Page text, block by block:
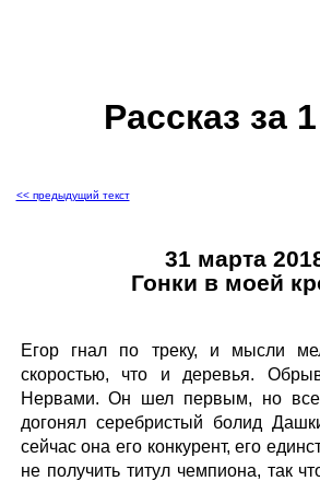
Рассказ за
<< предыдущий текст
31 марта
Гонки в моей
Егор гнал по треку, и мысли
скоростью, что и деревья.
Нервами. Он шел первым, но
догонял серебристый болид
сейчас она его конкурент, его
не получить титул чемпиона, так